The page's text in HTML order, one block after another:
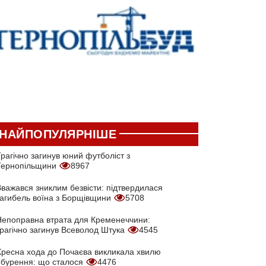
загинув юний футболіст з
8967
зниклим безвісти: підтвердилася
воїна з Борщівщини
5708
втрата для Кременеччини:
загинув Всеволод Штука
4545
хода до Почаєва викликала хвилю
що сталося
4476